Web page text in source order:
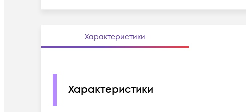
Характеристики
Характеристики